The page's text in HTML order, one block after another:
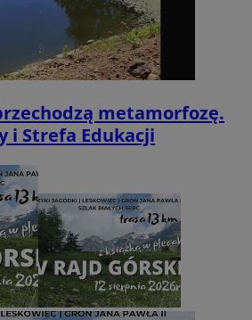
metamorfozę.
i Strefa Edukacji